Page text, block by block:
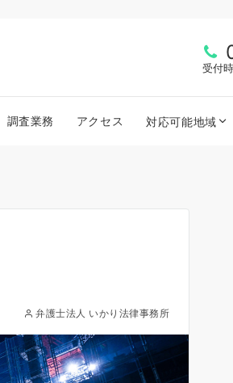
受付
調査業務 アクセス 対応可能地域
弁護士法人 いかり法律事務所